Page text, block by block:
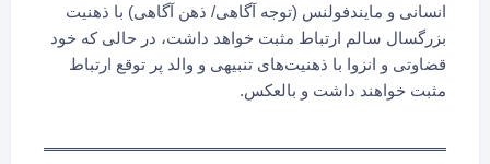
انسانی و مایندفولنس (توجه آگاهی/ ذهن آگاهی) با ذهنیت
بزرگسال سالم ارتباط مثبت خواهد داشت، در حالی که خود
قضاوتی و انزوا با ذهنیت‌های تنبیهی و والد پر توقع ارتباط
مثبت خواهند داشت و بالعکس.